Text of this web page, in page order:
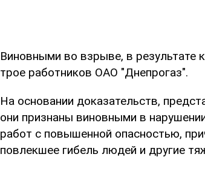
Виновными во взрыве, в результате
трое работников ОАО "Днепрогаз".
На основании доказательств,
они признаны виновными в
работ с повышенной опасностью,
повлекшее гибель людей и другие